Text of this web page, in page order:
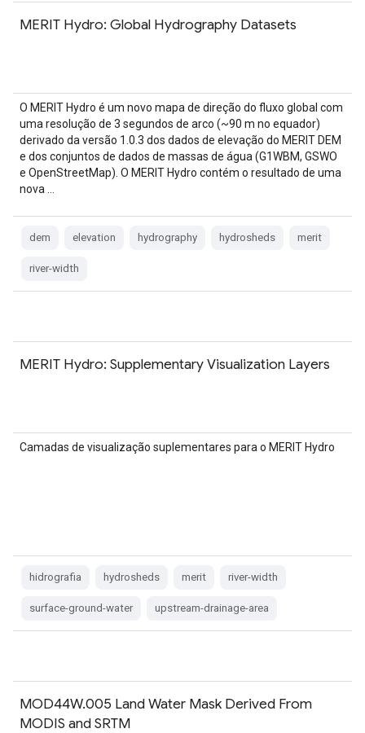
MERIT Hydro: Global Hydrography Datasets
O MERIT Hydro é um novo mapa de direção do fluxo global com
uma resolução de 3 segundos de arco (~90 m no equador)
derivado da versão 1.0.3 dos dados de elevação do MERIT DEM
e dos conjuntos de dados de massas de água (G1WBM, GSWO
e OpenStreetMap). O MERIT Hydro contém o resultado de uma
nova …
dem elevation hydrography hydrosheds merit
river-width
MERIT Hydro: Supplementary Visualization Layers
Camadas de visualização suplementares para o MERIT Hydro
hidrografia hydrosheds merit river-width
surface-ground-water upstream-drainage-area
MOD44W.005 Land Water Mask Derived From
MODIS and SRTM